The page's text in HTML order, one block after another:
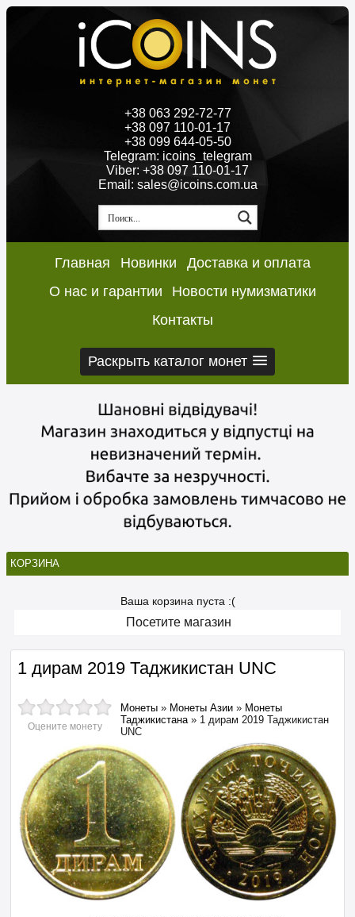
+38 063 292-72-77
+38 097 110-01-17
+38 099 644-05-50
Telegram: icoins_telegram
Viber: +38 097 110-01-17
Email: sales@icoins.com.ua
Главная Новинки
Доставка и оплата
О нас и гарантии
Новости нумизматики
Контакты
Раскрыть каталог монет
КОРЗИНА
Ваша корзина пуста :(
Посетите магазин
1 дирам 2019 Таджикистан UNC
Оцените монету
Монеты » Монеты Азии » Монеты
Таджикистана» 1 дирам 2019 Таджикистан
UNC